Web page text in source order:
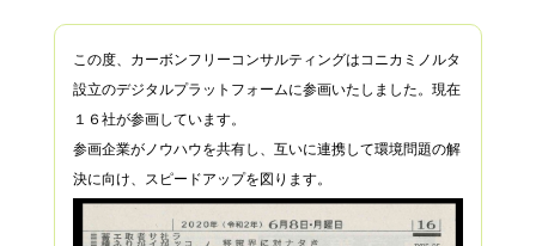
この度、カーボンフリーコンサルティングはコニカミノルタ
設立のデジタルプラットフォームに参画いたしました。現在
１６社が参画しています。
参画企業がノウハウを共有し、互いに連携して環境問題の解
決に向け、スピードアップを図ります。